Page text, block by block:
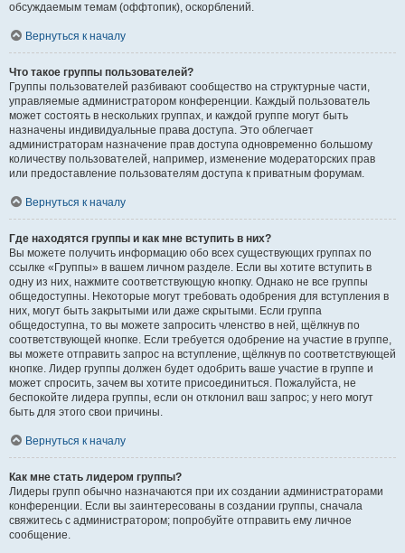
обсуждаемым темам (оффтопик), оскорблений.
Вернуться к началу
Что такое группы пользователей?
Группы пользователей разбивают сообщество на структурные части,
управляемые администратором конференции. Каждый пользователь
может состоять в нескольких группах, и каждой группе могут быть
назначены индивидуальные права доступа. Это облегчает
администраторам назначение прав доступа одновременно большому
количеству пользователей, например, изменение модераторских прав
или предоставление пользователям доступа к приватным форумам.
Вернуться к началу
Где находятся группы и как мне вступить в них?
Вы можете получить информацию обо всех существующих группах по
ссылке «Группы» в вашем личном разделе. Если вы хотите вступить в
одну из них, нажмите соответствующую кнопку. Однако не все группы
общедоступны. Некоторые могут требовать одобрения для вступления в
них, могут быть закрытыми или даже скрытыми. Если группа
общедоступна, то вы можете запросить членство в ней, щёлкнув по
соответствующей кнопке. Если требуется одобрение на участие в группе,
вы можете отправить запрос на вступление, щёлкнув по соответствующей
кнопке. Лидер группы должен будет одобрить ваше участие в группе и
может спросить, зачем вы хотите присоединиться. Пожалуйста, не
беспокойте лидера группы, если он отклонил ваш запрос; у него могут
быть для этого свои причины.
Вернуться к началу
Как мне стать лидером группы?
Лидеры групп обычно назначаются при их создании администраторами
конференции. Если вы заинтересованы в создании группы, сначала
свяжитесь с администратором; попробуйте отправить ему личное
сообщение.